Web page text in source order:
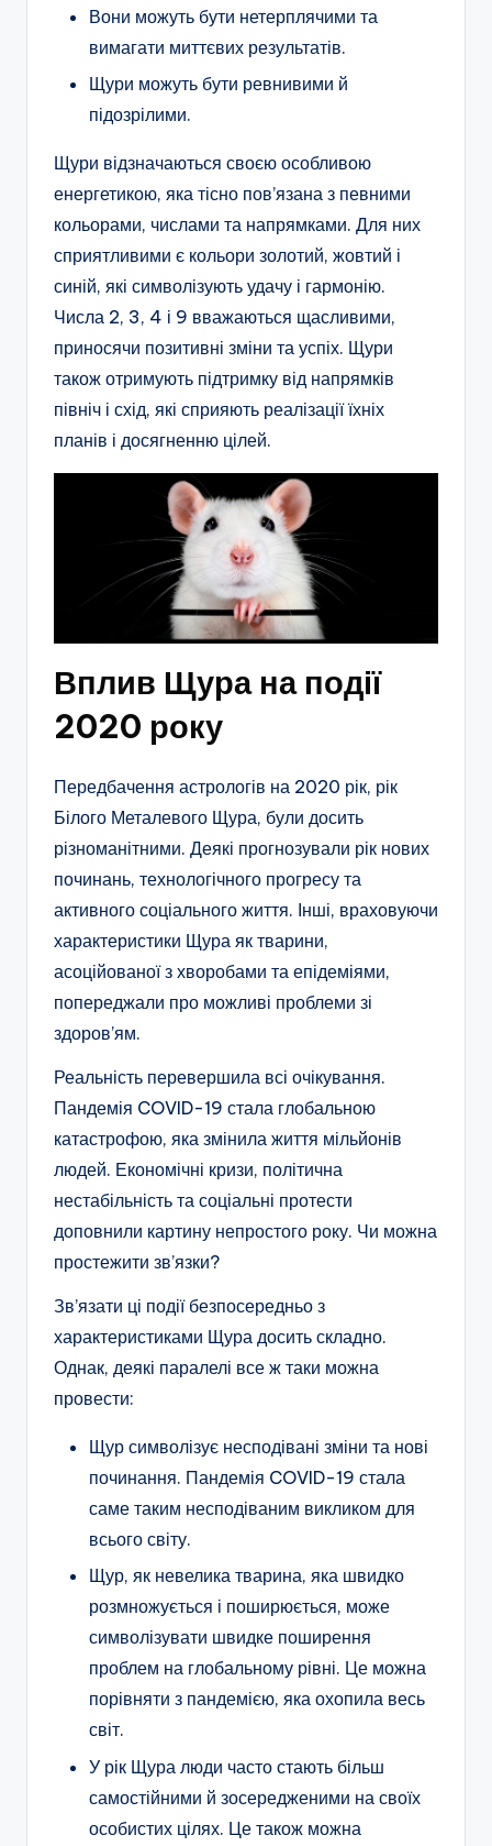
Вони можуть бути нетерплячими та
вимагати миттєвих результатів.
Щури можуть бути ревнивими й
підозрілими.
Щури відзначаються своєю особливою
енергетикою, яка тісно пов’язана з певними
кольорами, числами та напрямками. Для них
сприятливими є кольори золотий, жовтий і
синій, які символізують удачу і гармонію.
Числа 2, 3, 4 і 9 вважаються щасливими,
приносячи позитивні зміни та успіх. Щури
також отримують підтримку від напрямків
північ і схід, які сприяють реалізації їхніх
планів і досягненню цілей.
Вплив Щура на події
2020 року
Передбачення астрологів на 2020 рік, рік
Білого Металевого Щура, були досить
різноманітними. Деякі прогнозували рік нових
починань, технологічного прогресу та
активного соціального життя. Інші, враховуючи
характеристики Щура як тварини,
асоційованої з хворобами та епідеміями,
попереджали про можливі проблеми зі
здоров’ям.
Реальність перевершила всі очікування.
Пандемія COVID-19 стала глобальною
катастрофою, яка змінила життя мільйонів
людей. Економічні кризи, політична
нестабільність та соціальні протести
доповнили картину непростого року. Чи можна
простежити зв’язки?
Зв’язати ці події безпосередньо з
характеристиками Щура досить складно.
Однак, деякі паралелі все ж таки можна
провести:
Щур символізує несподівані зміни та нові
починання. Пандемія COVID-19 стала
саме таким несподіваним викликом для
всього світу.
Щур, як невелика тварина, яка швидко
розмножується і поширюється, може
символізувати швидке поширення
проблем на глобальному рівні. Це можна
порівняти з пандемією, яка охопила весь
світ.
У рік Щура люди часто стають більш
самостійними й зосередженими на своїх
особистих цілях. Це також можна